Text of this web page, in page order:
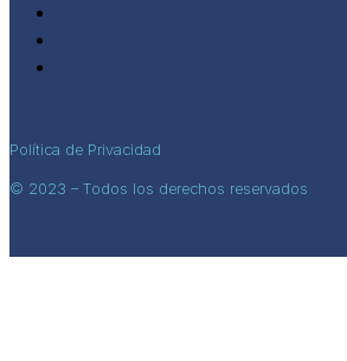
Política de Privacidad
© 2023 – Todos los derechos reservados